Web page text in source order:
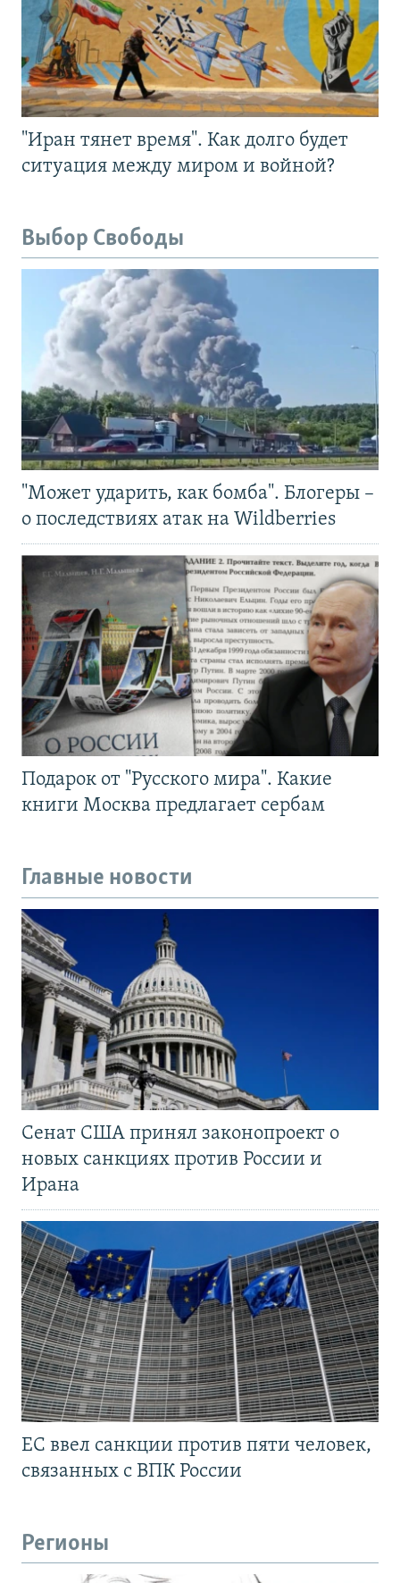
"Иран тянет время". Как долго будет
ситуация между миром и войной?
Выбор Свободы
"Может ударить, как бомба". Блогеры –
о последствиях атак на Wildberries
Подарок от "Русского мира". Какие
книги Москва предлагает сербам
Главные новости
Сенат США принял законопроект о
новых санкциях против России и
Ирана
ЕС ввел санкции против пяти человек,
связанных с ВПК России
Регионы